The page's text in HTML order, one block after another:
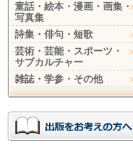
童話・絵本・漫画・画集・
写真集
詩集・俳句・短歌
芸術・芸能・スポーツ・
サブカルチャー
雑誌・学参・その他